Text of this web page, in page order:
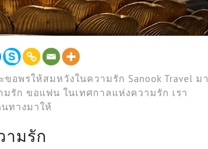
อพรให้สมหวังในความรัก Sanook Travel มา
รัก ขอแฟน ในเทศกาลแห่งความรัก เรา
ทางมาให้
ามรัก